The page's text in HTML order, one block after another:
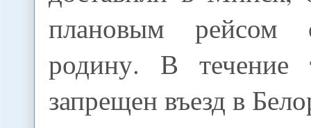
плановым рейсом
родину. В течение
запрещен въезд в